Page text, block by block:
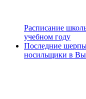
Расписание
учебном году
Последние
носильщики в